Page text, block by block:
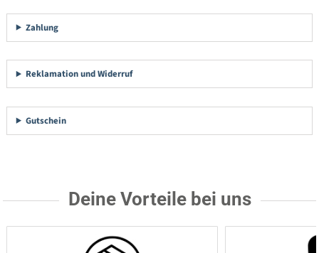
Zahlung
Reklamation und Widerruf
Gutschein
Deine Vorteile bei uns